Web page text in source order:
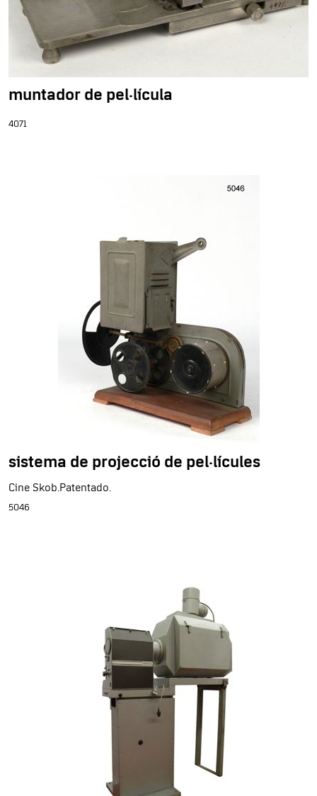
muntador de pel·lícula
4071
sistema de projecció de pel·lícules
Cine Skob.Patentado.
5046